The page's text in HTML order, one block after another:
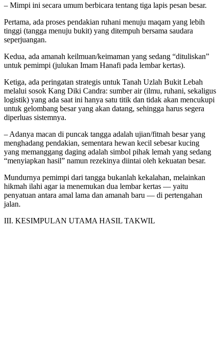
– Mimpi ini secara umum berbicara tentang tiga lapis pesan besar.
Pertama, ada proses pendakian ruhani menuju maqam yang lebih
tinggi (tangga menuju bukit) yang ditempuh bersama saudara
seperjuangan.
Kedua, ada amanah keilmuan/keimaman yang sedang “dituliskan”
untuk pemimpi (julukan Imam Hanafi pada lembar kertas).
Ketiga, ada peringatan strategis untuk Tanah Uzlah Bukit Lebah
melalui sosok Kang Diki Candra: sumber air (ilmu, ruhani, sekaligus
logistik) yang ada saat ini hanya satu titik dan tidak akan mencukupi
untuk gelombang besar yang akan datang, sehingga harus segera
diperluas sistemnya.
– Adanya macan di puncak tangga adalah ujian/fitnah besar yang
menghadang pendakian, sementara hewan kecil sebesar kucing
yang memanggang daging adalah simbol pihak lemah yang sedang
“menyiapkan hasil” namun rezekinya diintai oleh kekuatan besar.
Mundurnya pemimpi dari tangga bukanlah kekalahan, melainkan
hikmah ilahi agar ia menemukan dua lembar kertas — yaitu
penyatuan antara amal lama dan amanah baru — di pertengahan
jalan.
III. KESIMPULAN UTAMA HASIL TAKWIL